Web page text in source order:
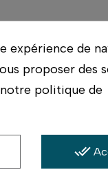
expérience de
proposer des
politique de
done_all